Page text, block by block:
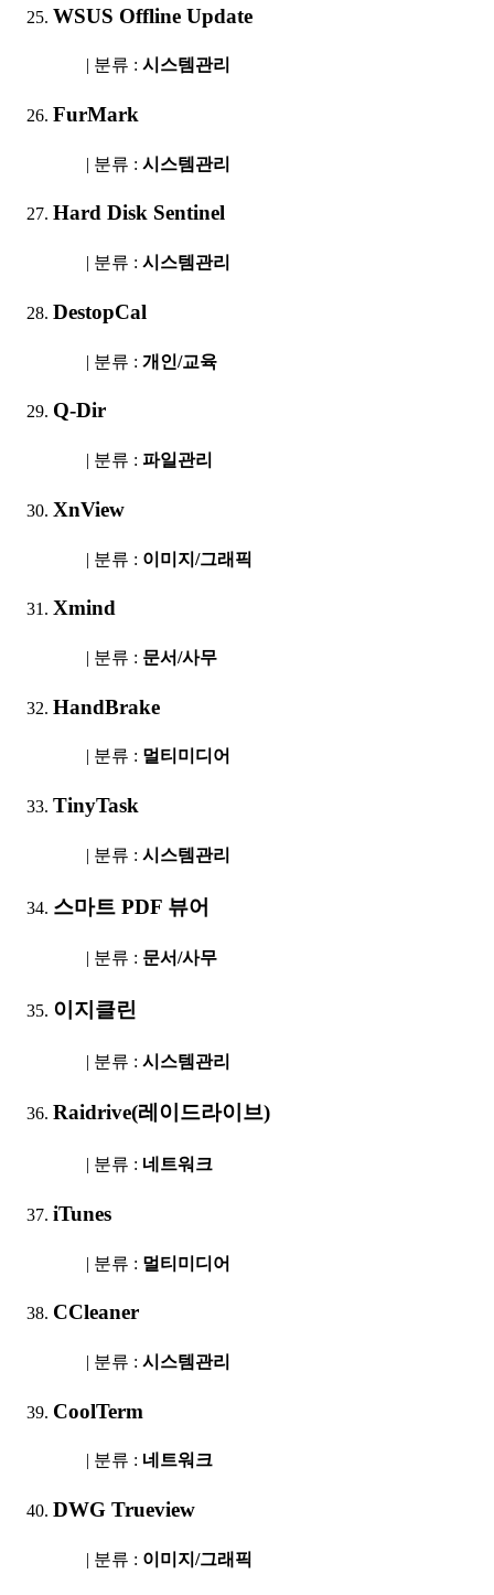
WSUS Offline Update
| 분류 : 시스템관리
FurMark
| 분류 : 시스템관리
Hard Disk Sentinel
| 분류 : 시스템관리
DestopCal
| 분류 : 개인/교육
Q-Dir
| 분류 : 파일관리
XnView
| 분류 : 이미지/그래픽
Xmind
| 분류 : 문서/사무
HandBrake
| 분류 : 멀티미디어
TinyTask
| 분류 : 시스템관리
스마트 PDF 뷰어
| 분류 : 문서/사무
이지클린
| 분류 : 시스템관리
Raidrive(레이드라이브)
| 분류 : 네트워크
iTunes
| 분류 : 멀티미디어
CCleaner
| 분류 : 시스템관리
CoolTerm
| 분류 : 네트워크
DWG Trueview
| 분류 : 이미지/그래픽